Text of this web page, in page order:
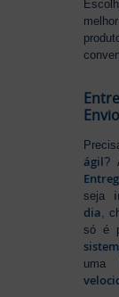
ágil?
seja
dia ,
só é
uma